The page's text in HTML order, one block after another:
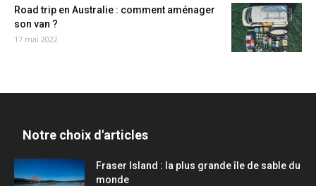
Road trip en Australie : comment aménager
son van ?
17 mai 2022
Notre choix d'articles
Fraser Island : la plus grande île de sable du
monde